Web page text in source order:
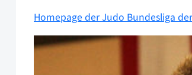
Homepage der Judo Bundesliga